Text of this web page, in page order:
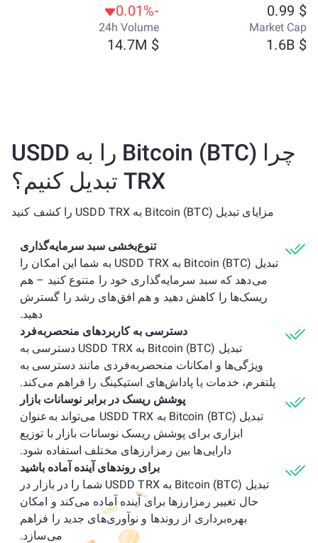
$ 0.99
-0.01%
Market Cap
$ 1.6B
24h Volume
$ 14.7M
چرا Bitcoin (BTC) را به USDD
TRX تبدیل کنیم؟
مزایای تبدیل Bitcoin (BTC) به USDD TRX را کشف کنید
تنوع‌بخشی سبد سرمایه‌گذاری
تبدیل Bitcoin (BTC) به USDD TRX به شما این امکان را
می‌دهد که سبد سرمایه‌گذاری خود را متنوع کنید – هم
ریسک‌ها را کاهش دهید و هم افق‌های رشد را گسترش
دهید.
دسترسی به کاربردهای منحصربه‌فرد
تبدیل Bitcoin (BTC) به USDD TRX دسترسی به
ویژگی‌ها و امکانات منحصربه‌فردی مانند دسترسی به
پلتفرم، خدمات یا پاداش‌های استیکینگ را فراهم می‌کند.
پوشش ریسک در برابر نوسانات بازار
تبدیل Bitcoin (BTC) به USDD TRX می‌تواند به‌عنوان
ابزاری برای پوشش ریسک نوسانات بازار با توزیع
دارایی‌ها بین رمزارزهای مختلف استفاده شود.
برای روندهای آینده آماده باشید
تبدیل Bitcoin (BTC) به USDD TRX شما را در بازار در
حال تغییر رمزارزها برای آینده آماده می‌کند و امکان
بهره‌برداری از روندها و نوآوری‌های جدید را فراهم
می‌سازد.